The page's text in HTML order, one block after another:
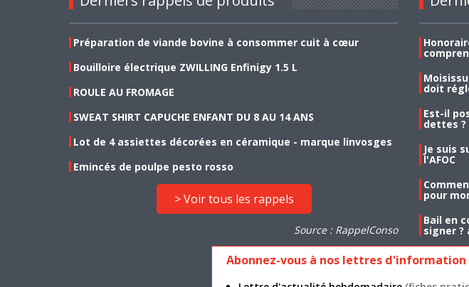
Préparation de viande bovine à consommer cuit à cœur
Bouilloire électrique ZWILLING Enfinigy 1.5 L
ROULE AU FROMAGE
SWEAT SHIRT CAPUCHE ENFANT DU 8 AU 14 ANS
Lot de 4 assiettes décorées en céramique - marque linvosges
Emincés de poulpe pesto rosso
> Voir tous les rappels
Source : RappelConso
doit
Est-il
dettes ?
Je suis
l'AFOC
pour
Bail en
signer ?
Abonnez-vous à nos lettres d'information